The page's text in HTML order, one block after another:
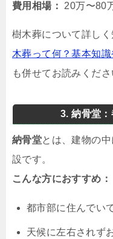
費用相場： 20万〜80
樹木葬について詳しく
木葬って何？基本知
も併せてお読みくださ
3. 納骨堂
納骨堂とは、建物の
設です。
こんな方におすすめ：
都市部に住んでい
天候に左右されず